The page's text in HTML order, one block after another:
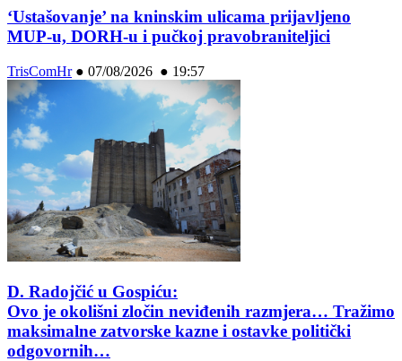
‘Ustašovanje’ na kninskim ulicama prijavljeno
MUP-u, DORH-u i pučkoj pravobraniteljici
TrisComHr● 07/08/2026 ● 19:57
D. Radojčić u Gospiću:
Ovo je okolišni zločin neviđenih razmjera… Tražimo
maksimalne zatvorske kazne i ostavke politički
odgovornih…